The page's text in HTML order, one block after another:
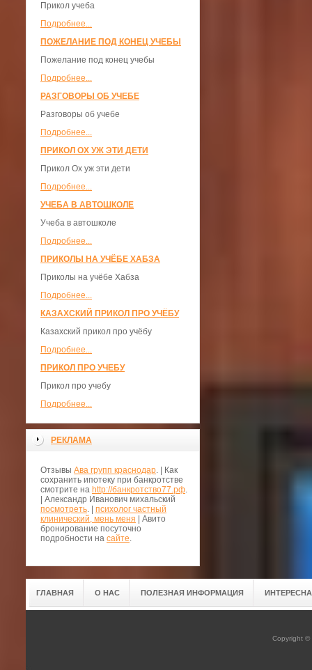
Прикол учеба
Подробнее...
ПОЖЕЛАНИЕ ПОД КОНЕЦ УЧЕБЫ
Пожелание под конец учебы
Подробнее...
РАЗГОВОРЫ ОБ УЧЕБЕ
Разговоры об учебе
Подробнее...
ПРИКОЛ ОХ УЖ ЭТИ ДЕТИ
Прикол Ох уж эти дети
Подробнее...
УЧЕБА В АВТОШКОЛЕ
Учеба в автошколе
Подробнее...
ПРИКОЛЫ НА УЧЁБЕ ХАБЗА
Приколы на учёбе Хабза
Подробнее...
КАЗАХСКИЙ ПРИКОЛ ПРО УЧЁБУ
Казахский прикол про учёбу
Подробнее...
ПРИКОЛ ПРО УЧЕБУ
Прикол про учебу
Подробнее...
РЕКЛАМА
Отзывы Ава групп краснодар. | Как
сохранить ипотеку при банкротстве
смотрите на http://банкротство77.рф.
| Александр Иванович михальский
посмотреть. | психолог частный
клинический, мень меня | Авито
бронирование посуточно
подробности на сайте.
ГЛАВНАЯ О НАС ПОЛЕЗНАЯ ИНФОРМАЦИЯ
Copyright ©